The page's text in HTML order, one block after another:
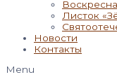
Листок
Новости
Контакты
Menu